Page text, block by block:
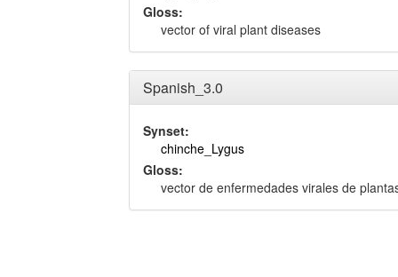
Gloss:
vector of viral plant diseases
Spanish_3.0
Synset:
chinche_Lygus
Gloss:
vector de enfermedades virales de